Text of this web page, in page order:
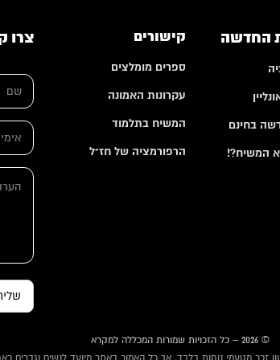
החדשה
בחינם
המשיח?!
קישורים
ספרים מומלצים
עקרונות האמונה
המשיח בתלמוד
הרפורמציה של חז"ל
צרו
ש
*
א
מ
יא
*
ה
© 2026 – כל הזכויות שמורות המכללה למקרא